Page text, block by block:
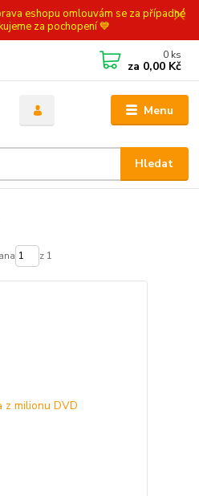
eshopu omlouvám se za případné
za pochopení 💙
Menu
Hledat
0 ks
za 0,00 Kč
z 1